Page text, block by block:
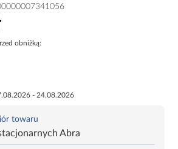
obniżką:
- 24.08.2026
towaru
Abra